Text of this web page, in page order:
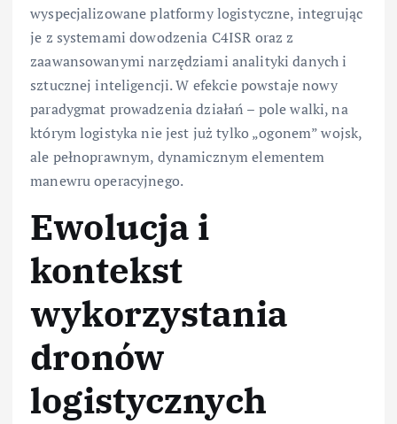
wyspecjalizowane platformy logistyczne, integrując
je z systemami dowodzenia C4ISR oraz z
zaawansowanymi narzędziami analityki danych i
sztucznej inteligencji. W efekcie powstaje nowy
paradygmat prowadzenia działań – pole walki, na
którym logistyka nie jest już tylko „ogonem” wojsk,
ale pełnoprawnym, dynamicznym elementem
manewru operacyjnego.
Ewolucja i
kontekst
wykorzystania
dronów
logistycznych